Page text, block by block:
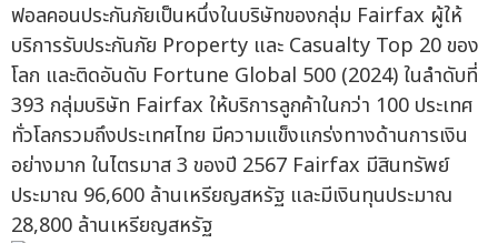
ฟอลคอนประกันภัยเป็นหนึ่งในบริษัทของกลุ่ม Fairfax ผู้ให้
บริการรับประกันภัย Property และ Casualty Top 20 ของ
โลก และติดอันดับ Fortune Global 500 (2024) ในลำดับที่
393 กลุ่มบริษัท Fairfax ให้บริการลูกค้าในกว่า 100 ประเทศ
ทั่วโลกรวมถึงประเทศไทย มีความแข็งแกร่งทางด้านการเงิน
อย่างมาก ในไตรมาส 3 ของปี 2567 Fairfax มีสินทรัพย์
ประมาณ 96,600 ล้านเหรียญสหรัฐ และมีเงินทุนประมาณ
28,800 ล้านเหรียญสหรัฐ